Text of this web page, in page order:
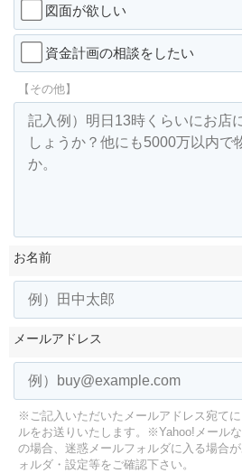
図面が欲しい
資金計画の相談をしたい
【その他】
お名前
メールアドレス
※ご記入いただいたメールアドレス宛て
ルをお送りいたします。
※Yahoo!メール
の場合、迷惑メールフォルダに入る場合が
ォルダ・設定等をご確認下さい。